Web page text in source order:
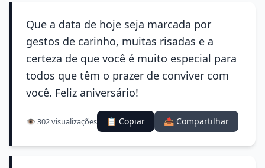
Que a data de hoje seja marcada por
gestos de carinho, muitas risadas e a
certeza de que você é muito especial para
todos que têm o prazer de conviver com
você. Feliz aniversário!
👁️ 302 visualizações 📋 Copiar 📤 Compartilhar